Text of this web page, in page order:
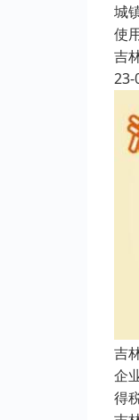
城
使
吉
23-
吉
企
得